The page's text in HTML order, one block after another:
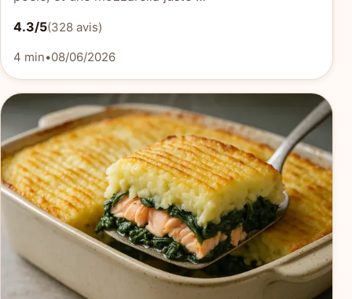
4.3/5(328 avis)
4 min•08/06/2026